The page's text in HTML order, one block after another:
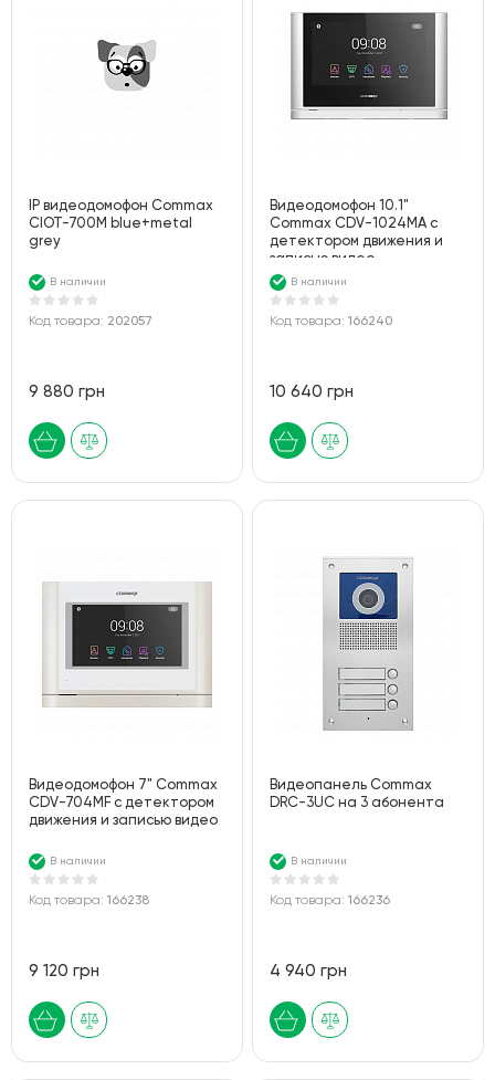
IP видеодомофон Commax
CIOT-700M blue+metal
grey
В наличии
Код товара: 202057
9 880 грн
Видеодомофон 10.1"
Commax CDV-1024MA с
детектором движения и
записью видео
В наличии
Код товара:166240
10 640 грн
Видеодомофон 7" Commax
CDV-704MF с детектором
движения и записью видео
В наличии
Код товара: 166238
9 120 грн
Видеопанель Commax
DRC-3UC на 3 абонента
В наличии
Код товара:166236
4 940 грн